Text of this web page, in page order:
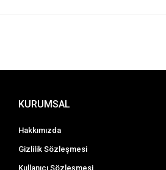
KURUMSAL
Hakkımızda
Gizlilik Sözleşmesi
Kullanıcı Sözleşmesi